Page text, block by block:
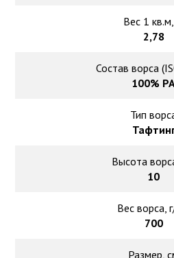
Вес 1 кв.м,
2,78
Состав ворса
100%
Тип
Высота
10
Вес ворса,
700
Размер,